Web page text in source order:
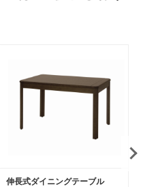
伸長式ダイニングテーブル